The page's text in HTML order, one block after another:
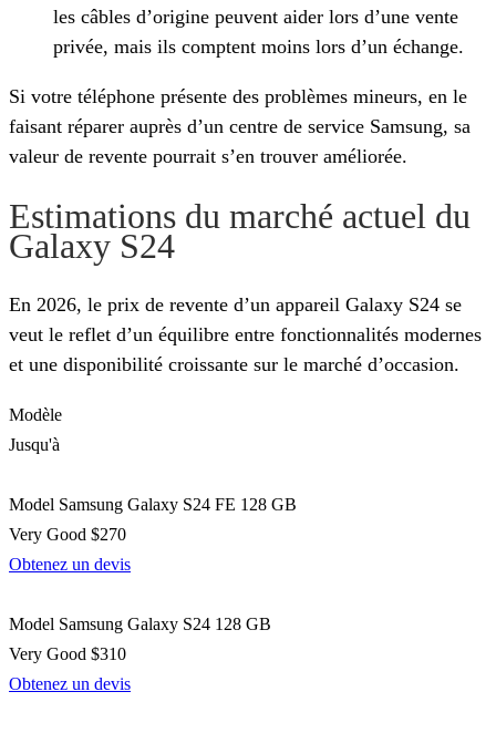
les câbles d’origine peuvent aider lors d’une vente
privée, mais ils comptent moins lors d’un échange.
Si votre téléphone présente des problèmes mineurs, en le
faisant réparer auprès d’un centre de service Samsung, sa
valeur de revente pourrait s’en trouver améliorée.
Estimations du marché actuel du
Galaxy S24
En 2026, le prix de revente d’un appareil Galaxy S24 se
veut le reflet d’un équilibre entre fonctionnalités modernes
et une disponibilité croissante sur le marché d’occasion.
Modèle
Jusqu'à
Model Samsung Galaxy S24 FE 128 GB
Very Good $270
Obtenez un devis
Model Samsung Galaxy S24 128 GB
Very Good $310
Obtenez un devis